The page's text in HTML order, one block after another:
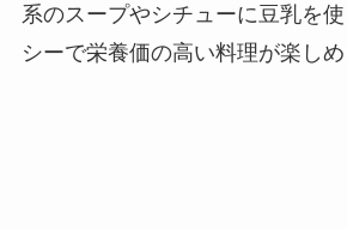
系のスープやシチューに豆乳を
シーで栄養価の高い料理が楽しめ